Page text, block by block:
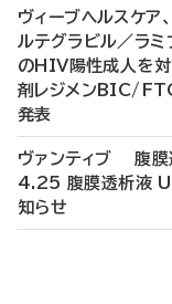
ヴィーブヘルスケア
ルテグラビル／ラミ
のHIV陽性成人を対
剤レジメンBIC/
発表
ヴァンティブ 腹膜
4.25 腹膜透析液
知らせ